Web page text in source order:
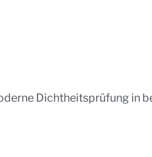
Dichtheitsprüfung in